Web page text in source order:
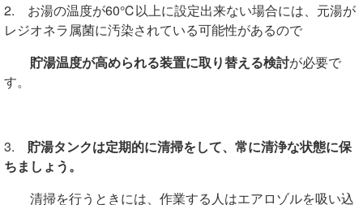
2. お湯の温度が60℃以上に設定出来ない場合には、元湯が
レジオネラ属菌に汚染されている可能性があるので
貯湯温度が高められる装置に取り替える検討が必要で
す。
3. 貯湯タンクは定期的に清掃をして、常に清浄な状態に保
ちましょう。
清掃を行うときには、作業する人はエアロゾルを吸い込